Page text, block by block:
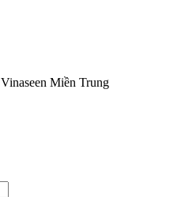
Vinaseen Miền Trung